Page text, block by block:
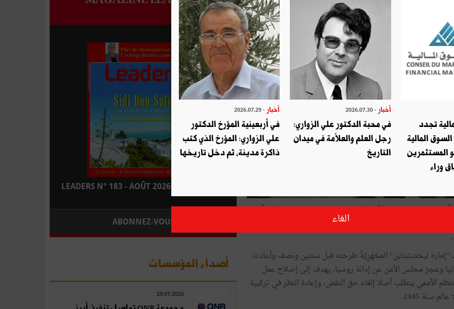
يوم الثلاثاء 26 أفريل 2022، اعتمدت الأمم المتحدة مقترحا يدعو، دون إلزام، أي
بحق النقض في مجلس الأمن، تستخدم هذا الحق إلى أن تشرح
"إمارة ليختنشتاين" المِجْهَرِيَّةُ طرحته قبل سنتين ونصف وأعادت
وعجز مجلس الأمن عن إدانة روسيا، يهدف إلى إصلاح عمل
الأممي يتطلب أصلا إلغاء حق النقض، وإعادة النظر في تركيبة
LEADERS N° 183 - AOÛT 2026 : EN KIOSQUE
ABONNEZ-VOUS
أصداء المؤسسات
29.07.2026
تجدد
المالية
المستثمرين
وراء
أخبار - 2026.07.30
في محبة الدكتور علي الزواري:
رجل العلم والعلاّمة في ميدان
التاريخ
أخبار - 2026.07.29
في أربعينية المؤرخ الدكتور
علي الزواري: المؤرخ الذي كتب
ذاكرة مدينة، ثم دخل تاريخها
الغاء